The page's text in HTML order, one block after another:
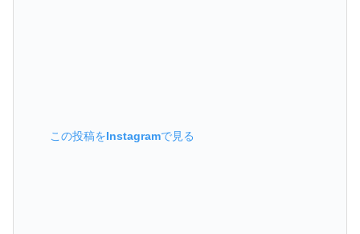
この投稿をInstagramで見る